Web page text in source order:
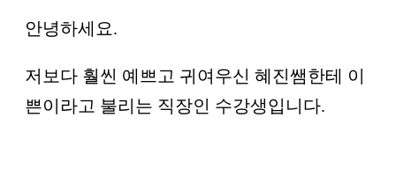
안녕하세요.
저보다 훨씬 예쁘고 귀여우신 혜진쌤한테 이
쁜이라고 불리는 직장인 수강생입니다.